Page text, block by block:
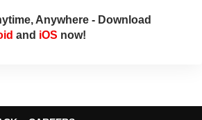
Anywhere - Download
and iOS now!